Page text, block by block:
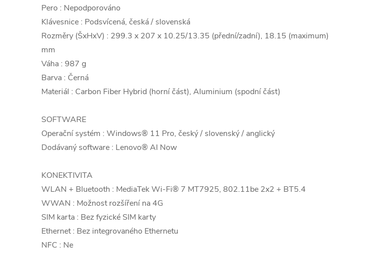
Pero : Nepodporováno
Klávesnice : Podsvícená, česká / slovenská
Rozměry (ŠxHxV) : 299.3 x 207 x 10.25/13.35 (přední/zadní), 18.15 (maximum)
mm
Váha : 987 g
Barva : Černá
Materiál : Carbon Fiber Hybrid (horní část), Aluminium (spodní část)
SOFTWARE
Operační systém : Windows® 11 Pro, český / slovenský / anglický
Dodávaný software : Lenovo® AI Now
KONEKTIVITA
WLAN + Bluetooth : MediaTek Wi-Fi® 7 MT7925, 802.11be 2x2 + BT5.4
WWAN : Možnost rozšíření na 4G
SIM karta : Bez fyzické SIM karty
Ethernet : Bez integrovaného Ethernetu
NFC : Ne